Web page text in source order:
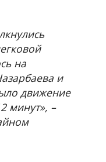
на
и
движение
минут», –